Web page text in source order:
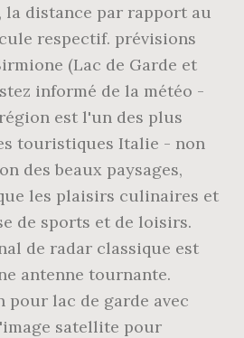
la distance par rapport au
respectif. prévisions
(Lac de Garde et
informé de la météo -
est l'un des plus
touristiques Italie - non
des beaux paysages,
les plaisirs culinaires et
de sports et de loisirs.
de radar classique est
antenne tournante.
pour lac de garde avec
satellite pour